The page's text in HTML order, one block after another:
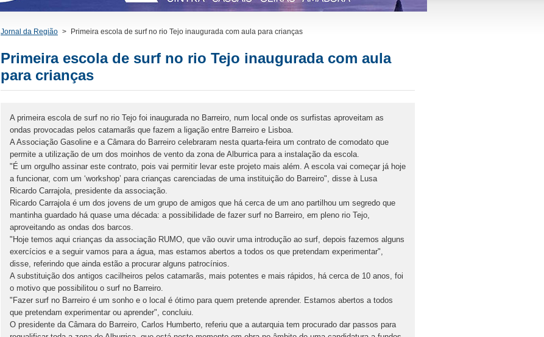
Jornal da Região > Primeira escola de surf no rio Tejo inaugurada com aula para crianças
Primeira escola de surf no rio Tejo inaugurada com aula
para crianças
A primeira escola de surf no rio Tejo foi inaugurada no Barreiro, num local onde os surfistas aproveitam as
ondas provocadas pelos catamarãs que fazem a ligação entre Barreiro e Lisboa.
A Associação Gasoline e a Câmara do Barreiro celebraram nesta quarta-feira um contrato de comodato que
permite a utilização de um dos moinhos de vento da zona de Alburrica para a instalação da escola.
"É um orgulho assinar este contrato, pois vai permitir levar este projeto mais além. A escola vai começar já hoje
a funcionar, com um ‘workshop’ para crianças carenciadas de uma instituição do Barreiro", disse à Lusa
Ricardo Carrajola, presidente da associação.
Ricardo Carrajola é um dos jovens de um grupo de amigos que há cerca de um ano partilhou um segredo que
mantinha guardado há quase uma década: a possibilidade de fazer surf no Barreiro, em pleno rio Tejo,
aproveitando as ondas dos barcos.
"Hoje temos aqui crianças da associação RUMO, que vão ouvir uma introdução ao surf, depois fazemos alguns
exercícios e a seguir vamos para a água, mas estamos abertos a todos os que pretendam experimentar",
disse, referindo que ainda estão a procurar alguns patrocínios.
A substituição dos antigos cacilheiros pelos catamarãs, mais potentes e mais rápidos, há cerca de 10 anos, foi
o motivo que possibilitou o surf no Barreiro.
"Fazer surf no Barreiro é um sonho e o local é ótimo para quem pretende aprender. Estamos abertos a todos
que pretendam experimentar ou aprender", concluiu.
O presidente da Câmara do Barreiro, Carlos Humberto, referiu que a autarquia tem procurado dar passos para